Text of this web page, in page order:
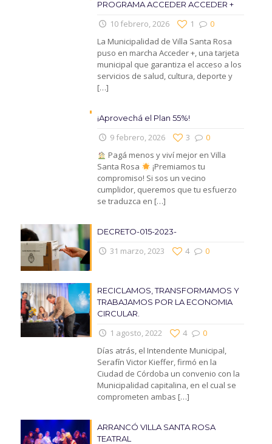
PROGRAMA ACCEDER ACCEDER +
10 febrero, 2026 0
1
La Municipalidad de Villa Santa Rosa
puso en marcha Acceder +, una tarjeta
municipal que garantiza el acceso a los
servicios de salud, cultura, deporte y
[…]
¡Aprovechá el Plan 55%!
9 febrero, 2026 0
3
Pagá menos y viví mejor en Villa
Santa Rosa
¡Premiamos tu
compromiso! Si sos un vecino
cumplidor, queremos que tu esfuerzo
se traduzca en […]
DECRETO-015-2023-
31 marzo, 2023 0
4
RECICLAMOS, TRANSFORMAMOS Y
TRABAJAMOS POR LA ECONOMIA
CIRCULAR.
1 agosto, 2022 0
4
Días atrás, el Intendente Municipal,
Serafín Victor Kieffer, firmó en la
Ciudad de Córdoba un convenio con la
Municipalidad capitalina, en el cual se
comprometen ambas […]
ARRANCÓ VILLA SANTA ROSA
TEATRAL